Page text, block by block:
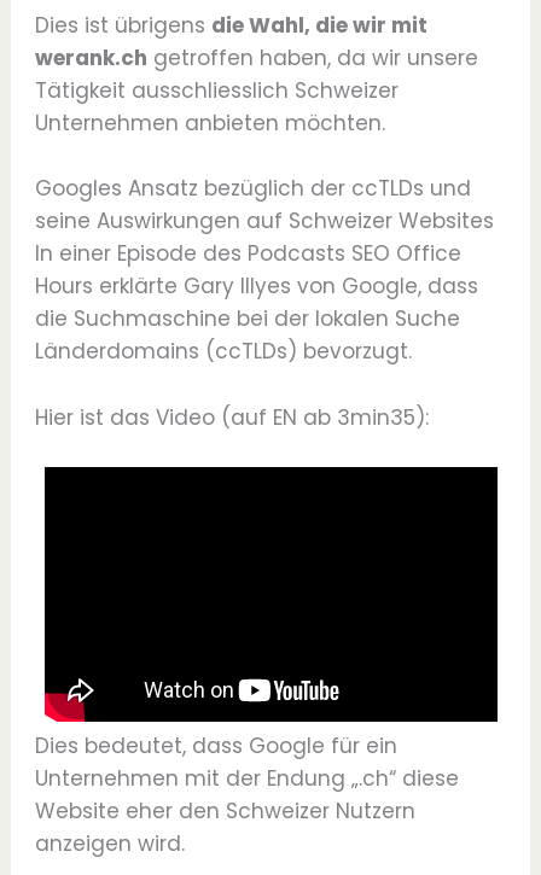
Dies ist übrigens die Wahl, die wir mit
werank.ch getroffen haben, da wir unsere
Tätigkeit ausschliesslich Schweizer
Unternehmen anbieten möchten.
Googles Ansatz bezüglich der ccTLDs und
seine Auswirkungen auf Schweizer Websites
In einer Episode des Podcasts SEO Office
Hours erklärte Gary Illyes von Google, dass
die Suchmaschine bei der lokalen Suche
Länderdomains (ccTLDs) bevorzugt.
Hier ist das Video (auf EN ab 3min35):
Dies bedeutet, dass Google für ein
Unternehmen mit der Endung „.ch“ diese
Website eher den Schweizer Nutzern
anzeigen wird.